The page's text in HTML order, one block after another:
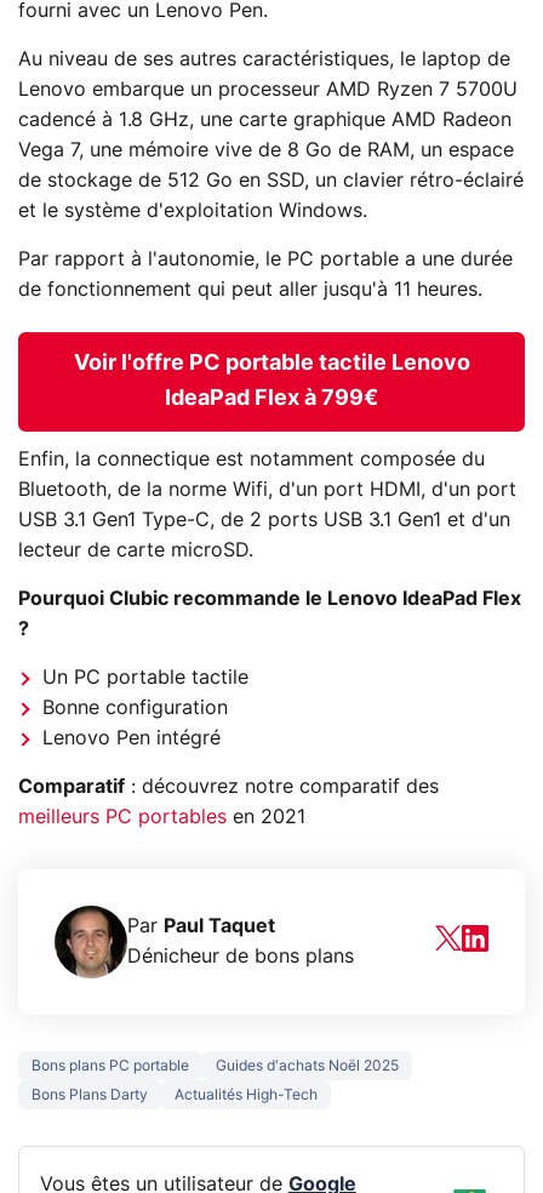
fourni avec un Lenovo Pen.
Au niveau de ses autres caractéristiques, le laptop de
Lenovo embarque un processeur AMD Ryzen 7 5700U
cadencé à 1.8 GHz, une carte graphique AMD Radeon
Vega 7, une mémoire vive de 8 Go de RAM, un espace
de stockage de 512 Go en SSD, un clavier rétro-éclairé
et le système d'exploitation Windows.
Par rapport à l'autonomie, le PC portable a une durée
de fonctionnement qui peut aller jusqu'à 11 heures.
Voir l'offre PC portable tactile Lenovo
IdeaPad Flex à 799€
Enfin, la connectique est notamment composée du
Bluetooth, de la norme Wifi, d'un port HDMI, d'un port
USB 3.1 Gen1 Type-C, de 2 ports USB 3.1 Gen1 et d'un
lecteur de carte microSD.
Pourquoi Clubic recommande le Lenovo IdeaPad Flex
?
Un PC portable tactile
Bonne configuration
Lenovo Pen intégré
Comparatif : découvrez notre comparatif des
meilleurs PC portables en 2021
Par Paul Taquet
Dénicheur de bons plans
Bons plans PC portable
Guides d'achats Noël 2025
Bons Plans Darty
Actualités High-Tech
Vous êtes un utilisateur de Google